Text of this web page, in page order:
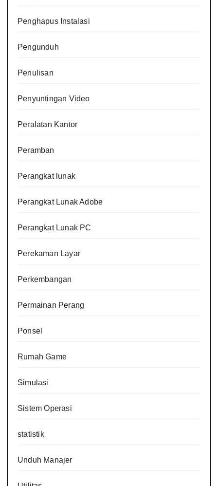
Penghapus Instalasi
Pengunduh
Penulisan
Penyuntingan Video
Peralatan Kantor
Peramban
Perangkat lunak
Perangkat Lunak Adobe
Perangkat Lunak PC
Perekaman Layar
Perkembangan
Permainan Perang
Ponsel
Rumah Game
Simulasi
Sistem Operasi
statistik
Unduh Manajer